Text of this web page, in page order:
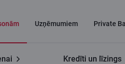
Uzņēmumiem Private
Kredīti un līzings